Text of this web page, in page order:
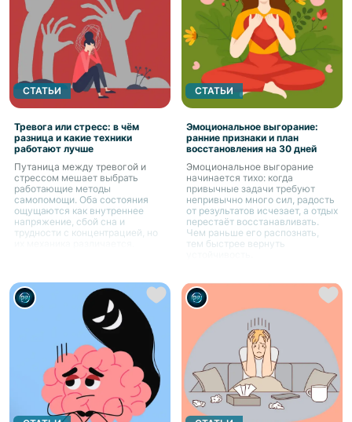
СТАТЬИ
Тревога или стресс: в чём
разница и какие техники
работают лучше
Путаница между тревогой и
стрессом мешает выбрать
работающие методы
самопомощи. Оба состояния
ощущаются как внутреннее
напряжение, сбой сна и
трудности с концентрацией, но
СТАТЬИ
Эмоциональное выгорание:
ранние признаки и план
восстановления на 30 дней
Эмоциональное выгорание
начинается тихо: когда
привычные задачи требуют
непривычно много сил, радость
от результатов исчезает, а отдых
перестаёт восстанавливать.
Чем раньше его распознать,
тем быстрее вернуть